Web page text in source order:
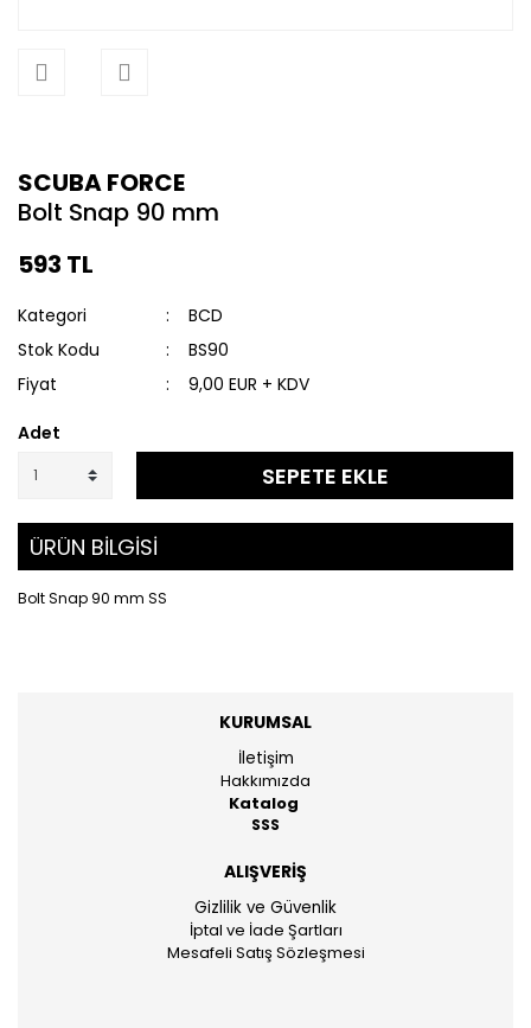
SCUBA FORCE
Bolt Snap 90 mm
593 TL
Kategori
BCD
Stok Kodu
BS90
Fiyat
9,00 EUR + KDV
Adet
SEPETE EKLE
ÜRÜN BİLGİSİ
Bolt Snap 90 mm SS
KURUMSAL
İletişim
Hakkımızda
Katalog
SSS
ALIŞVERİŞ
Gizlilik ve Güvenlik
İptal ve İade Şartları
Mesafeli Satış Sözleşmesi